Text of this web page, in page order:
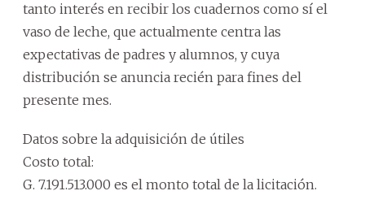
tanto interés en recibir los cuadernos como sí el
vaso de leche, que actualmente centra las
expectativas de padres y alumnos, y cuya
distribución se anuncia recién para fines del
presente mes.
Datos sobre la adquisición de útiles
Costo total:
G. 7.191.513.000 es el monto total de la licitación.